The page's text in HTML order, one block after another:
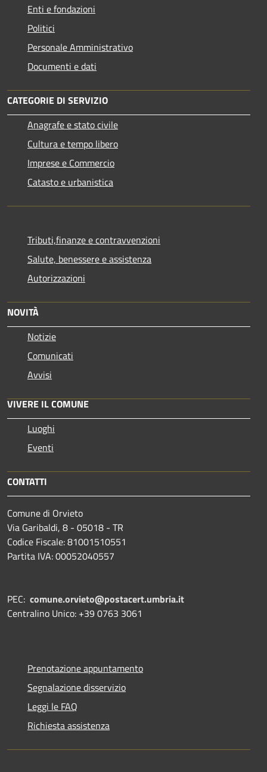
Enti e fondazioni
Politici
Personale Amministrativo
Documenti e dati
CATEGORIE DI SERVIZIO
Anagrafe e stato civile
Cultura e tempo libero
Imprese e Commercio
Catasto e urbanistica
Tributi,finanze e contravvenzioni
Salute, benessere e assistenza
Autorizzazioni
NOVITÀ
Notizie
Comunicati
Avvisi
VIVERE IL COMUNE
Luoghi
Eventi
CONTATTI
Comune di Orvieto
Via Garibaldi, 8 - 05018 - TR
Codice Fiscale: 81001510551
Partita IVA: 00052040557
PEC: comune.orvieto@postacert.umbria.it
Centralino Unico: +39 0763 3061
Prenotazione appuntamento
Segnalazione disservizio
Leggi le FAQ
Richiesta assistenza